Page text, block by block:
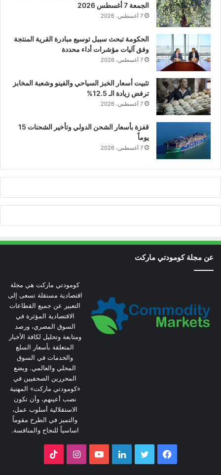
الجمعة 7 أغسطس 2026
7 أغسطس، 2026
الحكومة تبحث سببل توسيع مبادرة القرية المنتجة
وفق آليات مؤشرات أداء محددة
7 أغسطس، 2026
تثبيت أسعار الخبز السياحي والفينو وشعبة المخابز
ترفض زيادة الـ 12.5%
7 أغسطس، 2026
قفزة بأسعار الشحن الدولي وتأخير الشحنات 15
يوماً
7 أغسطس، 2026
عن مجلة كومودتي ماركت
كومودتي ماركت هي مجلة
اقتصادية مستقلة تسعى إلى
التعبير عن جميع القطاعات
الاقتصادية المؤثرة في
السوق المصري، ورصد
ومتابعة وتحليل لكافة الأخبار
المتعلقة بأسعار السلع
والخدمات في السوق
المحلي والعالمي. ويضع
المحررين الصحفيين في
«كومودتي ماركت» المهنية
نصب أعينهم، وأن تكون
الاستقلالية أسلوب عمل،
والتميز في الطرح مقوماً
اساسياً للنجاح والمنافسة.
فيسبوك تويتر لينكدإنيوتيوبانستقرام